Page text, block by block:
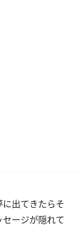
出てきたらそ
ージが隠れて